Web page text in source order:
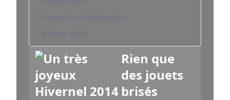
Rien que
des jouets
brisés